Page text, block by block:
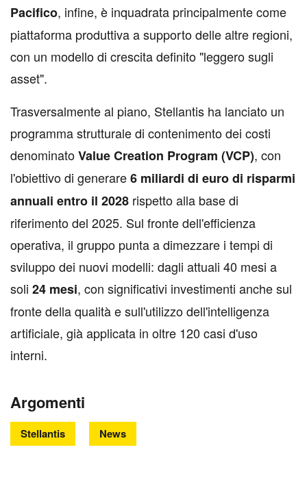
Pacifico, infine, è inquadrata principalmente come
piattaforma produttiva a supporto delle altre regioni,
con un modello di crescita definito "leggero sugli
asset".
Trasversalmente al piano, Stellantis ha lanciato un
programma strutturale di contenimento dei costi
denominatoValue Creation Program (VCP), con
l'obiettivo di generare6 miliardi di euro di risparmi
annuali entro il 2028 rispetto alla base di
riferimento del 2025. Sul fronte dell'efficienza
operativa, il gruppo punta a dimezzare i tempi di
sviluppo dei nuovi modelli: dagli attuali 40 mesi a
soli 24 mesi, con significativi investimenti anche sul
fronte della qualità e sull'utilizzo dell'intelligenza
artificiale, già applicata in oltre 120 casi d'uso
interni.
Argomenti
Stellantis News